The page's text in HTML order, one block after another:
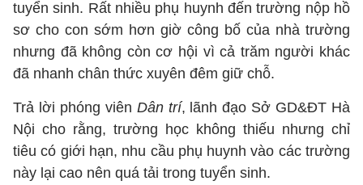
tuyển sinh. Rất nhiều phụ huynh đến trường nộp hồ
sơ cho con sớm hơn giờ công bố của nhà trường
nhưng đã không còn cơ hội vì cả trăm người khác
đã nhanh chân thức xuyên đêm giữ chỗ.
Trả lời phóng viên Dân trí, lãnh đạo Sở GD&ĐT Hà
Nội cho rằng, trường học không thiếu nhưng chỉ
tiêu có giới hạn, nhu cầu phụ huynh vào các trường
này lại cao nên quá tải trong tuyển sinh.